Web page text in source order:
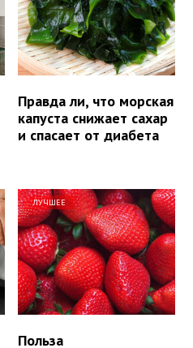
Правда ли, что морская
капуста снижает сахар
и спасает от диабета
ЛУЧШЕЕ
Польза